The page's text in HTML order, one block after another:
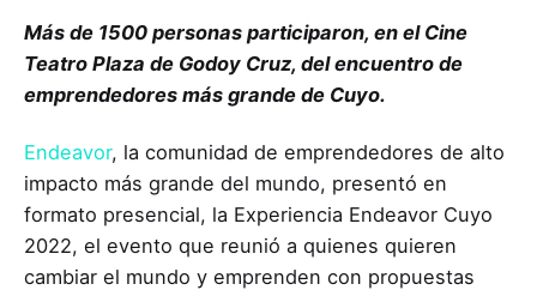
Más de 1500 personas participaron, en el Cine
Teatro Plaza de Godoy Cruz, del encuentro de
emprendedores más grande de Cuyo.
Endeavor, la comunidad de emprendedores de alto
impacto más grande del mundo, presentó en
formato presencial, la Experiencia Endeavor Cuyo
2022, el evento que reunió a quienes quieren
cambiar el mundo y emprenden con propuestas